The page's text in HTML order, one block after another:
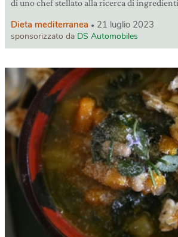
di uno chef stellato alla ricerca di
Dieta mediterranea 21 luglio 2023
sponsorizzato da DS Automobiles